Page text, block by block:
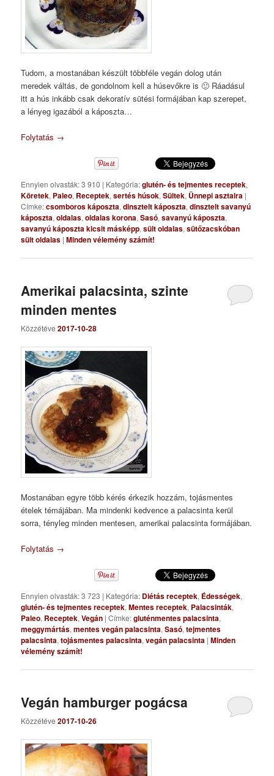
Tudom, a mostanában készült többféle vegán dolog után
meredek váltás, de gondolnom kell a húsevőkre is 🙂 Ráadásul
itt a hús inkább csak dekoratív sütési formájában kap szerepet,
a lényeg igazából a káposzta…
Folytatás →
Ennyien olvasták: 3 910 | Kategória:glutén- és tejmentes receptek,
Köretek, Paleo, Receptek,sertés húsok,Sültek, Ünnepi asztalra |
Címke:csomboros káposzta,dinsztelt káposzta,dinsztelt savanyú
káposzta,oldalas,oldalas korona,Sasó,savanyú káposzta,
savanyú káposzta kicsit másképp,sült oldalas,sütőzacskóban
sült oldalas |Minden vélemény számít!
Amerikai palacsinta, szinte
minden mentes
Közzétéve2017-10-28
Mostanában egyre több kérés érkezik hozzám, tojásmentes
ételek témájában. Ma mindenki kedvence a palacsinta kerül
sorra, tényleg minden mentesen, amerikai palacsinta formájában.
Folytatás →
Ennyien olvasták: 3 723 | Kategória: Diétás receptek, Édességek,
glutén- és tejmentes receptek,Mentes receptek, Palacsinták,
Paleo, Receptek,Vegán |Címke:gluténmentes palacsinta,
meggymártás,mentes vegán palacsinta,Sasó,tejmentes
palacsinta,tojásmentes palacsinta,vegán palacsinta |Minden
vélemény számít!
Vegán hamburger pogácsa
Közzétéve2017-10-26